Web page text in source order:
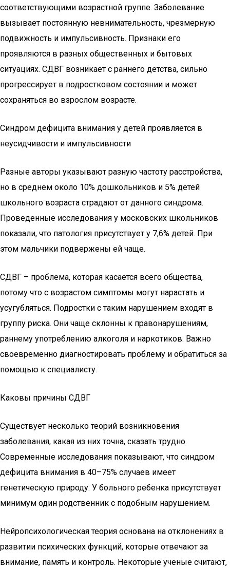
соответствующими возрастной группе. Заболевание
вызывает постоянную невнимательность, чрезмерную
подвижность и импульсивность. Признаки его
проявляются в разных общественных и бытовых
ситуациях. СДВГ возникает с раннего детства, сильно
прогрессирует в подростковом состоянии и может
сохраняться во взрослом возрасте.
Синдром дефицита внимания у детей проявляется в
неусидчивости и импульсивности
Разные авторы указывают разную частоту расстройства,
но в среднем около 10% дошкольников и 5% детей
школьного возраста страдают от данного синдрома.
Проведенные исследования у московских школьников
показали, что патология присутствует у 7,6% детей. При
этом мальчики подвержены ей чаще.
СДВГ – проблема, которая касается всего общества,
потому что с возрастом симптомы могут нарастать и
усугубляться. Подростки с таким нарушением входят в
группу риска. Они чаще склонны к правонарушениям,
раннему употреблению алкоголя и наркотиков. Важно
своевременно диагностировать проблему и обратиться за
помощью к специалисту.
Каковы причины СДВГ
Существует несколько теорий возникновения
заболевания, какая из них точна, сказать трудно.
Современные исследования показывают, что синдром
дефицита внимания в 40–75% случаев имеет
генетическую природу. У больного ребенка присутствует
минимум один родственник с подобным нарушением.
Нейропсихологическая теория основана на отклонениях в
развитии психических функций, которые отвечают за
внимание, память и контроль. Некоторые ученые считают,